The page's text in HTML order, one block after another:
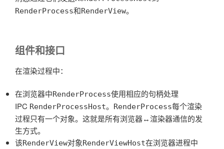
RenderProcess和RenderView。
组件和接口
在渲染过程中：
在浏览器中RenderProcess使用相应的句柄处理
IPC RenderProcessHost。 RenderProcess每个渲染
过程只有一个对象。这就是所有浏览器↔渲染器通信的发
生方式。
该RenderView对象RenderViewHost在浏览器进程中